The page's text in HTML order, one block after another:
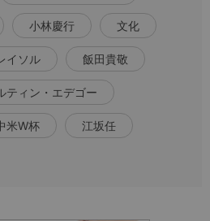
小林慶行 文化
イソル 飯田貴敬
ティン・エデゴー
米W杯 江坂任